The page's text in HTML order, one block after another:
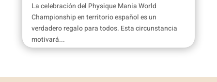
La celebración del Physique Mania World
Championship en territorio español es un
verdadero regalo para todos. Esta circunstancia
motivará...